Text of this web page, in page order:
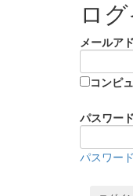
ロ
メールア
コンピ
パスワード
パスワー